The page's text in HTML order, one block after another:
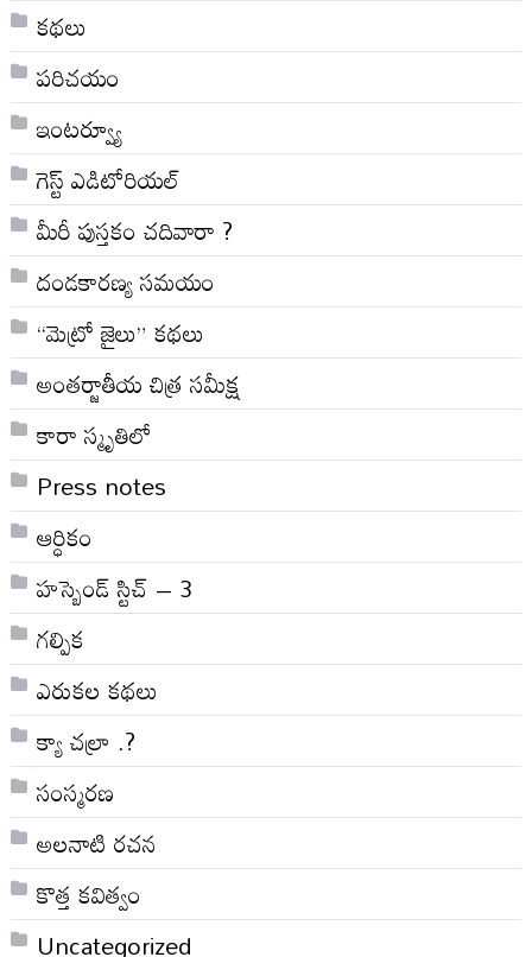
కథలు
పరిచయం
ఇంటర్వ్యూ
గెస్ట్ ఎడిటోరియల్
మీరీ పుస్తకం చదివారా ?
దండకారణ్య సమయం
“మెట్రో జైలు” కథలు
అంతర్జాతీయ చిత్ర సమీక్ష
కారా స్మృతిలో
Press notes
ఆర్ధికం
హస్బెండ్ స్టిచ్ – 3
గల్పిక
ఎరుకల కథలు
క్యా చల్రా .?
సంస్మరణ
అలనాటి రచన
కొత్త కవిత్వం
Uncategorized